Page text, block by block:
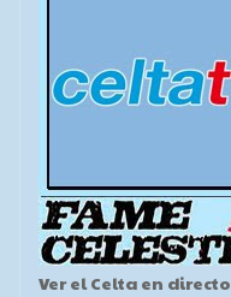
Ver el Celta en directo